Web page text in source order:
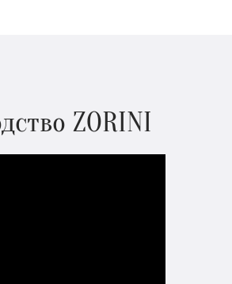
ZORINI